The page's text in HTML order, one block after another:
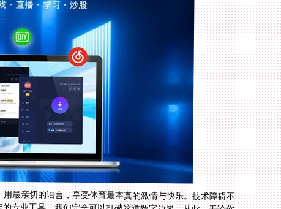
最亲切的语言，享受体育最本真的激情与快乐。技术障碍不
专业工具，我们完全可以打破这道数字边界。从此，无论你
彩的体育赛事和电视节目资源，让中文解说陪伴每一个激动
个令人头疼的搜索问题，而是你触手可及的日常。准备好你